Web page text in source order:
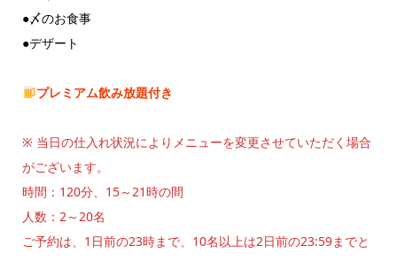
●〆のお食事
●デザート
プレミアム飲み放題付き
※ 当日の仕入れ状況によりメニューを変更させていただく場合
がございます。
時間：120分、15～21時の間
人数：2～20名
ご予約は、1日前の23時まで、10名以上は2日前の23:59までと